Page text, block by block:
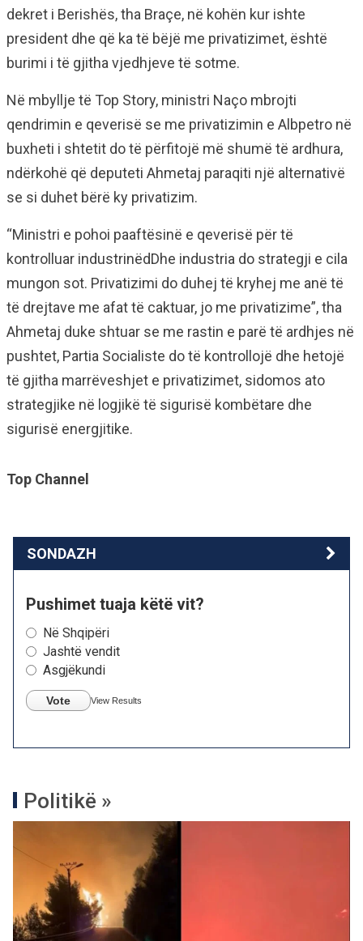
dekret i Berishës, tha Braçe, në kohën kur ishte
president dhe që ka të bëjë me privatizimet, është
burimi i të gjitha vjedhjeve të sotme.
Në mbyllje të Top Story, ministri Naço mbrojti
qendrimin e qeverisë se me privatizimin e Albpetro në
buxheti i shtetit do të përfitojë më shumë të ardhura,
ndërkohë që deputeti Ahmetaj paraqiti një alternativë
se si duhet bërë ky privatizim.
“Ministri e pohoi paaftësinë e qeverisë për të
kontrolluar industrinëdDhe industria do strategji e cila
mungon sot. Privatizimi do duhej të kryhej me anë të
të drejtave me afat të caktuar, jo me privatizime”, tha
Ahmetaj duke shtuar se me rastin e parë të ardhjes në
pushtet, Partia Socialiste do të kontrollojë dhe hetojë
të gjitha marrëveshjet e privatizimet, sidomos ato
strategjike në logjikë të sigurisë kombëtare dhe
sigurisë energjitike.
Top Channel
SONDAZH
Pushimet tuaja këtë vit?
Në Shqipëri
Jashtë vendit
Asgjëkundi
Vote View Results
Politikë »